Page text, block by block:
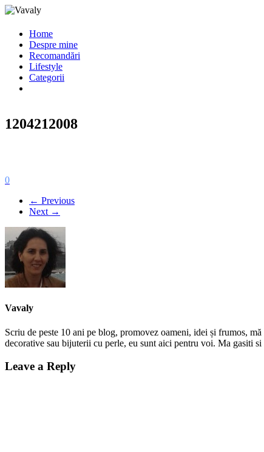
Home
Despre mine
Recomandări
Lifestyle
Categorii
1204212008
0
← Previous
Next →
Vavaly
Scriu de peste 10 ani pe blog, promovez oameni, idei și frumos,
decorative sau bijuterii cu perle, eu sunt aici pentru voi. Ma gasiti
Leave a Reply